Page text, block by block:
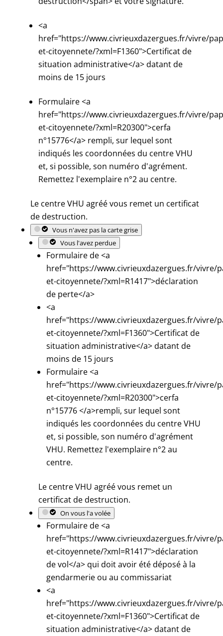
<a
href="https://www.civrieuxdazergues.fr/vivre/
et-citoyennete/?xml=F1360">Certificat de
situation administrative</a> datant de
moins de 15 jours
Formulaire <a
href="https://www.civrieuxdazergues.fr/vivre/
et-citoyennete/?xml=R20300">cerfa
n°15776</a> rempli, sur lequel sont
indiqués les coordonnées du centre VHU
et, si possible, son numéro d'agrément.
Remettez l'exemplaire n°2 au centre.
Le centre VHU agréé vous remet un certificat
de destruction.
Vous n'avez pas la carte grise
Vous l'avez perdue
Formulaire de <a
href="https://www.civrieuxdazergues.fr/vivre/
et-citoyennete/?xml=R1417">déclaration
de perte</a>
<a
href="https://www.civrieuxdazergues.fr/vivre/
et-citoyennete/?xml=F1360">Certificat de
situation administrative</a> datant de
moins de 15 jours
Formulaire <a
href="https://www.civrieuxdazergues.fr/vivre/
et-citoyennete/?xml=R20300">cerfa
n°15776 </a>rempli, sur lequel sont
indiqués les coordonnées du centre VHU
et, si possible, son numéro d'agrément
VHU. Remettez l'exemplaire n°2 au
centre.
Le centre VHU agréé vous remet un
certificat de destruction.
On vous l'a volée
Formulaire de <a
href="https://www.civrieuxdazergues.fr/vivre/
et-citoyennete/?xml=R1417">déclaration
de vol</a> qui doit avoir été déposé à la
gendarmerie ou au commissariat
<a
href="https://www.civrieuxdazergues.fr/vivre/
et-citoyennete/?xml=F1360">Certificat de
situation administrative</a> datant de